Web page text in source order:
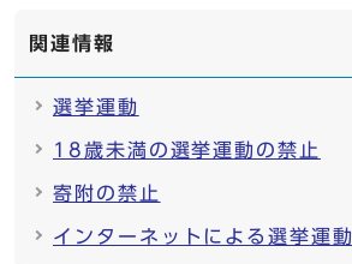
関連情報
選挙運動
18歳未満の選挙運動の禁止
寄附の禁止
インターネットによる選挙運動